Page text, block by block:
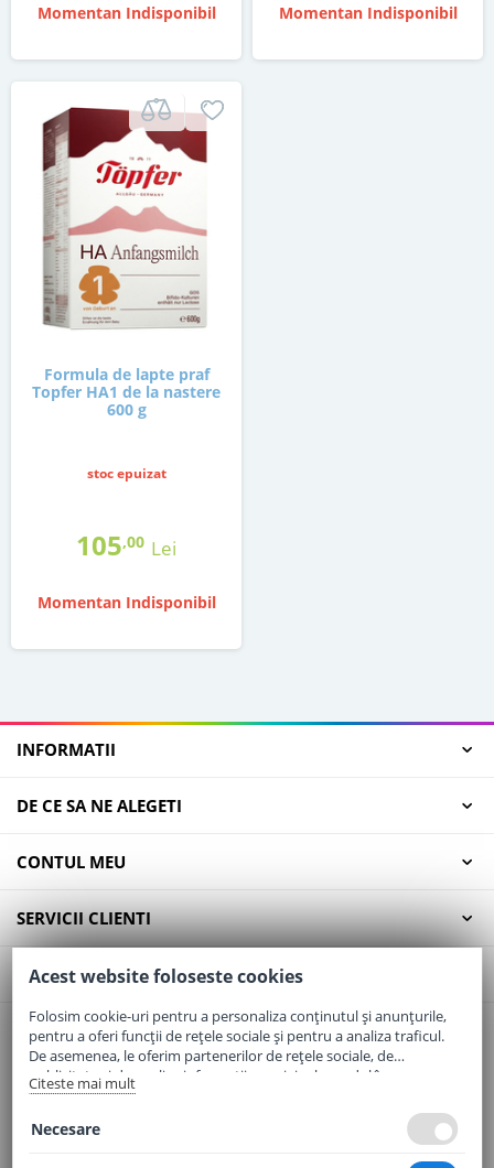
Momentan Indisponibil Momentan Indisponibil
Formula de lapte praf
Topfer HA1 de la nastere
600 g
stoc epuizat
105,00 Lei
Momentan Indisponibil
INFORMATII
DE CE SA NE ALEGETI
CONTUL MEU
SERVICII CLIENTI
CONTACT
Email:office@elaptepraf.ro
Telefon:0745-964-449
Adresa:Sos. Borsului, Nr. 20, Oradea, Jud. Bihor
Acest website foloseste cookies
Folosim cookie-uri pentru a personaliza conținutul și anunțurile,
pentru a oferi funcții de rețele sociale și pentru a analiza traficul.
De asemenea, le oferim partenerilor de rețele sociale, de
publicitate și de analize informații cu privire la modul în care
folosiți site-ul nostru. Aceștia le pot combina cu alte informații
Citeste mai mult
Necesare